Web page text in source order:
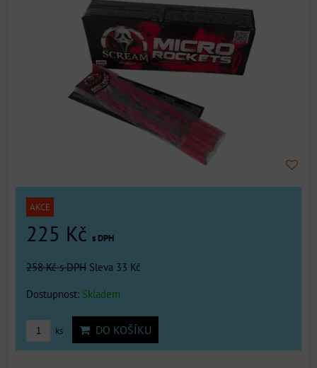
AKCE
225 Kč s DPH
258 Kčs DPH Sleva 33 Kč
Dostupnost: Skladem
ks DO KOŠÍKU